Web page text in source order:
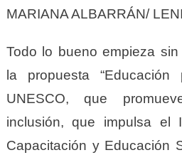
MARIANA ALBARRÁN/
Todo lo bueno empieza
la propuesta
UNESCO, que
inclusión, que impulsa el
Capacitación y Educación